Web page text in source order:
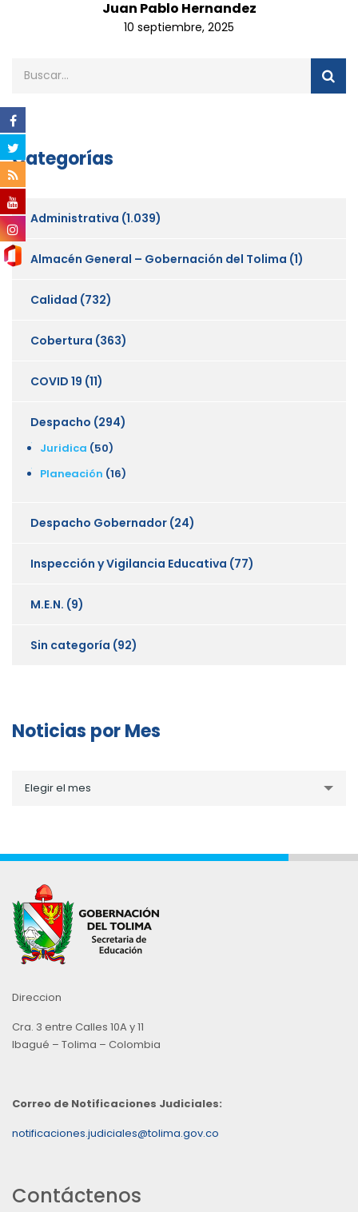
Juan Pablo Hernandez
10 septiembre, 2025
Categorías
Administrativa (1.039)
Almacén General – Gobernación del Tolima (1)
Calidad (732)
Cobertura (363)
COVID 19 (11)
Despacho (294)
Juridica (50)
Planeación (16)
Despacho Gobernador (24)
Inspección y Vigilancia Educativa (77)
M.E.N. (9)
Sin categoría (92)
Noticias por Mes
porElegir el mes
Direccion
Cra. 3 entre Calles 10A y 11
Ibagué – Tolima – Colombia
Correo de Notificaciones Judiciales:
notificaciones.judiciales@tolima.gov.co
Contáctenos